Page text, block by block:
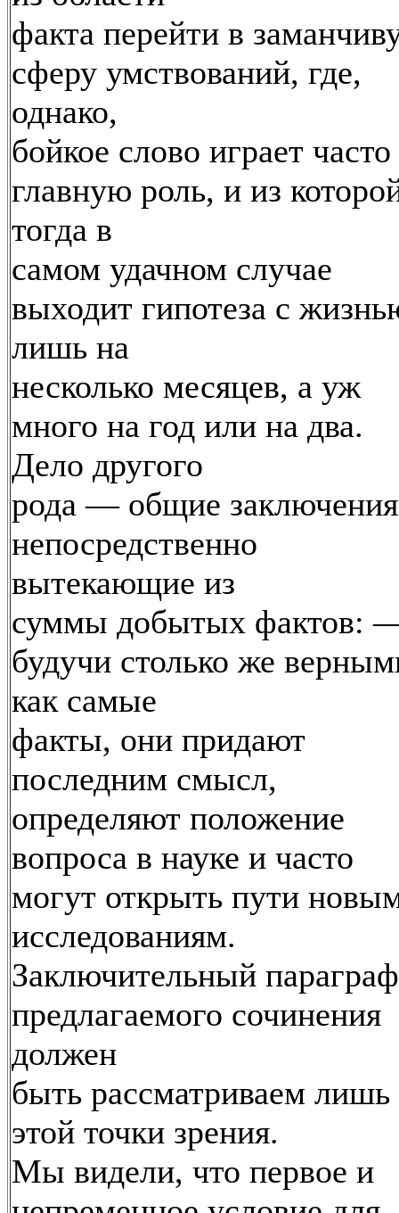
факта перейти в
сферу умствований, где,
однако,
бойкое слово играет часто
главную роль, и из
тогда в
самом удачном случае
выходит гипотеза с
лишь на
несколько месяцев, а уж
много на год или на два.
Дело другого
рода — общие
непосредственно
вытекающие из
суммы добытых фактов:
будучи столько же
как самые
факты, они придают
последним смысл,
определяют положение
вопроса в науке и часто
могут открыть пути
исследованиям.
Заключительный параграф
предлагаемого сочинения
должен
быть рассматриваем лишь
этой точки зрения.
Мы видели, что первое и